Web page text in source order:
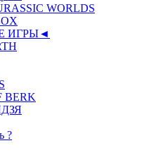
WORLDS
ИГРЫ◄
BERK
?